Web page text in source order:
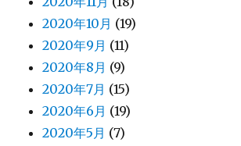
2020年10月 (19)
2020年9月 (11)
2020年8月 (9)
2020年7月 (15)
2020年6月 (19)
2020年5月 (7)